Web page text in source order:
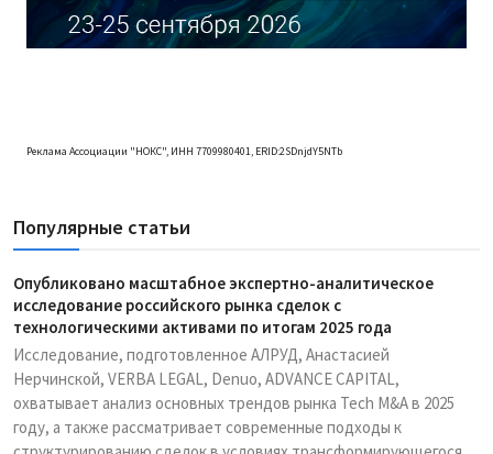
Реклама Ассоциации "НОКС", ИНН 7709980401, ERID:2SDnjdY5NTb
Популярные статьи
Опубликовано масштабное экспертно-аналитическое
исследование российского рынка сделок с
технологическими активами по итогам 2025 года
Исследование, подготовленное АЛРУД, Анастасией
Нерчинской, VERBA LEGAL, Denuo, ADVANCE CAPITAL,
охватывает анализ основных трендов рынка Tech M&A в 2025
году, а также рассматривает современные подходы к